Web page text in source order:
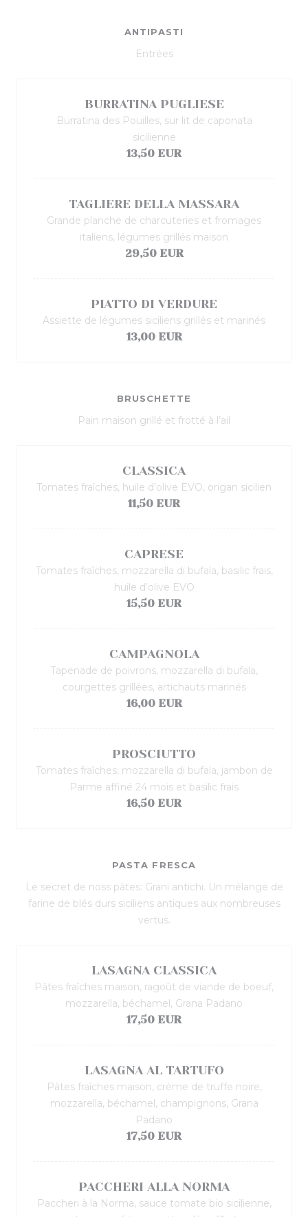
ANTIPASTI
Entrées
BURRATINA PUGLIESE
Burratina des Pouilles, sur lit de caponata
sicilienne
13,50 EUR
TAGLIERE DELLA MASSARA
Grande planche de charcuteries et fromages
italiens, légumes grillés maison
29,50 EUR
PIATTO DI VERDURE
Assiette de légumes siciliens grillés et marinés
13,00 EUR
BRUSCHETTE
Pain maison grillé et frotté à l’ail
CLASSICA
Tomates fraîches, huile d’olive EVO, origan sicilien
11,50 EUR
CAPRESE
Tomates fraîches, mozzarella di bufala, basilic frais,
huile d’olive EVO
15,50 EUR
CAMPAGNOLA
Tapenade de poivrons, mozzarella di bufala,
courgettes grillées, artichauts marinés
16,00 EUR
PROSCIUTTO
Tomates fraîches, mozzarella di bufala, jambon de
Parme affiné 24 mois et basilic frais
16,50 EUR
PASTA FRESCA
Le secret de noss pâtes: Grani antichi. Un mélange de
farine de blés durs siciliens antiques aux nombreuses
vertus.
LASAGNA CLASSICA
Pâtes fraîches maison, ragoût de viande de boeuf,
mozzarella, béchamel, Grana Padano
17,50 EUR
LASAGNA AL TARTUFO
Pâtes fraîches maison, crème de truffe noire,
mozzarella, béchamel, champignons, Grana
Padano
17,50 EUR
PACCHERI ALLA NORMA
Paccheri à la Norma, sauce tomate bio sicilienne,